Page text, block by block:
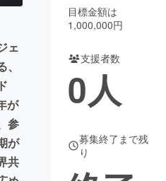
チャレンジ
性化
CAMPFIRE Creation
税machi-ya
ェ
が
参
が
共
目標金額は
1,000,000円
支援者数
0人
募集終了まで残
り